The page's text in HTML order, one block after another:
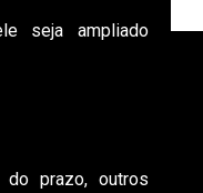
seja ampliado
prazo, outros